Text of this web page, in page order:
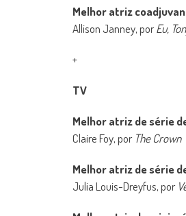
Melhor atriz
Allison Janney, porEu,
+
TV
Melhor atriz de série
Claire Foy, por The Crown
Melhor atriz de série
Julia Louis-Dreyfus, por